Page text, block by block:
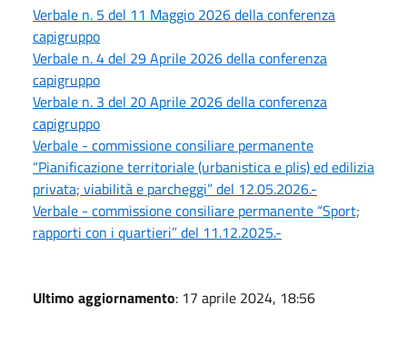
Verbale n. 5 del 11 Maggio 2026 della conferenza
capigruppo
Verbale n. 4 del 29 Aprile 2026 della conferenza
capigruppo
Verbale n. 3 del 20 Aprile 2026 della conferenza
capigruppo
Verbale - commissione consiliare permanente
“Pianificazione territoriale (urbanistica e plis) ed edilizia
privata; viabilità e parcheggi” del 12.05.2026.-
Verbale - commissione consiliare permanente “Sport;
rapporti con i quartieri” del 11.12.2025.-
Ultimo aggiornamento: 17 aprile 2024, 18:56